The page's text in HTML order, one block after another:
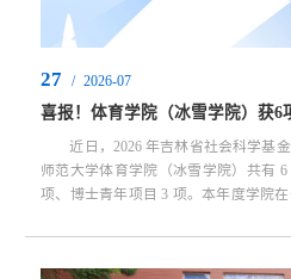
27 / 2026-07
喜报！体育学院（冰雪学院）获6
近日，2026 年吉林省社会科学基金
师范大学体育学院（冰雪学院）共有
项、博士青年项目 3 项。本年度学院
地方刚需攻坚“揭榜挂帅” 本次获批
科基金“揭榜挂帅” 选题，紧密对接